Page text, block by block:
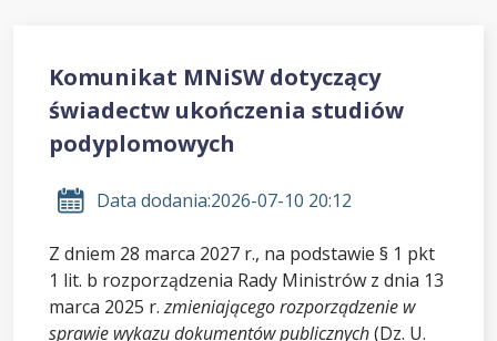
Komunikat MNiSW dotyczący
świadectw ukończenia studiów
podyplomowych
Data dodania:2026-07-10 20:12
Z dniem 28 marca 2027 r., na podstawie § 1 pkt
1 lit. b rozporządzenia Rady Ministrów z dnia 13
marca 2025 r.zmieniającego rozporządzenie w
sprawie wykazu dokumentów publicznych(Dz. U.